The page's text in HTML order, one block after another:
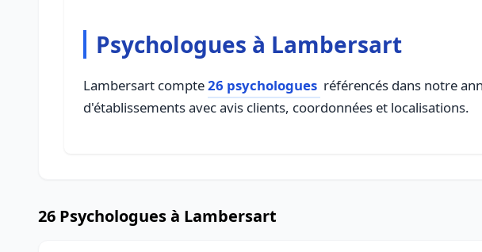
Psychologues à Lambersart
Lambersart compte26 psychologues référencés dans notre
d'établissements avec avis clients, coordonnées et localisations.
26 Psychologues à Lambersart